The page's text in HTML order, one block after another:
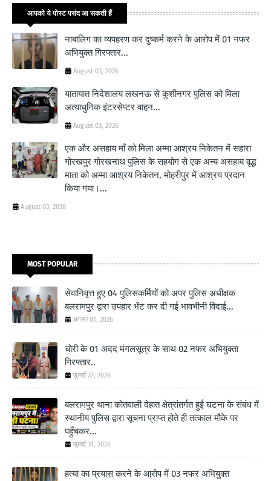
आपको ये पोस्ट पसंद आ सकती हैं
नाबालिग का व्यपहरण कर दुष्कर्म करने के आरोप में 01 नफर
अभियुक्त गिरफ्तार...
August 03, 2026
यातायात निदेशालय लखनऊ से कुशीनगर पुलिस को मिला
अत्याधुनिक इंटरसेप्टर वाहन...
August 03, 2026
एक और असहाय माँ को मिला अम्मा आश्रय निकेतन में सहारा
गोरखपुर गोरखनाथ पुलिस के सहयोग से एक अन्य असहाय वृद्ध
माता को अम्मा आश्रय निकेतन, मोहरीपुर में आश्रय प्रदान
किया गया।...
August 03, 2026
MOST POPULAR
सेवानिवृत्त हुए 04 पुलिसकर्मियों को अपर पुलिस अधीक्षक
बलरामपुर द्वारा उपहार भेंट कर दी गई भावभीनी विदाई...
अगस्त 01, 2026
चोरी के 01 अदद मंगलसूत्र के साथ 02 नफर अभियुक्ता
गिरफ्तार..
जुलाई 27, 2026
बलरामपुर थाना कोतवाली देहात क्षेत्रांतर्गत हुई घटना के संबंध में
स्थानीय पुलिस द्वारा सूचना प्राप्त होते ही तत्काल मौके पर
पहुँचकर...
जुलाई 31, 2026
हत्या का प्रयास करने के आरोप में 03 नफर अभियुक्त